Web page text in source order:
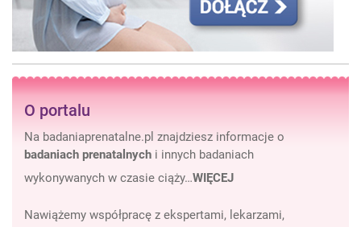
O portalu
Na badaniaprenatalne.pl znajdziesz informacje o
badaniach prenatalnych i innych badaniach
wykonywanych w czasie ciąży…WIĘCEJ
Nawiążemy współpracę z ekspertami, lekarzami,